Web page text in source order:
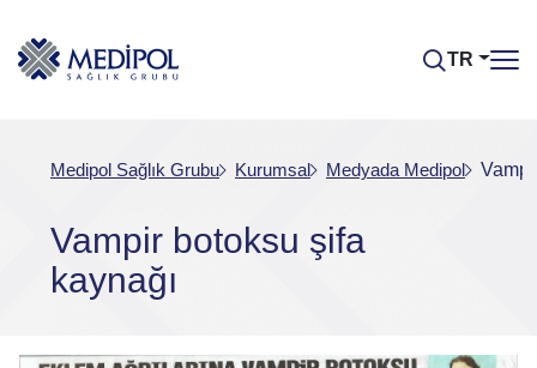
TR
Medipol Sağlık Grubu Kurumsal Medyada Medipol
Vampir botoksu şifa
kaynağı